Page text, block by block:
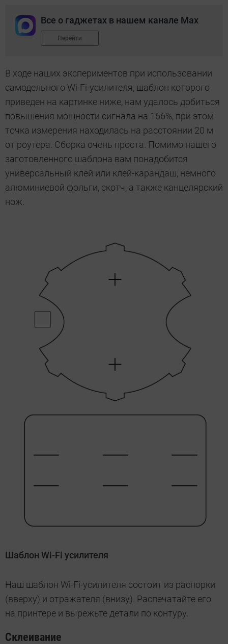
Все о гаджетах в нашем канале Max
Перейти
В ходе наших экспериментов при использовании
самодельного Wi-Fi-усилителя, шаблон которого
приведен на картинке ниже, нам удалось добиться
повышения мощности сигнала на 166%, при этом
точка измерения находилась на расстоянии 20 м
от роутера. Сборка очень проста. Помимо нашего
заготовленного шаблона вам понадобится
универсальный клей или клей-карандаш, немного
алюминиевой фольги, скотч, а также канцелярский
нож.
Шаблон Wi-Fi усилителя
Наш шаблон Wi-Fi-усилителя состоит из распорки
(вверху) и отражателя (внизу). Распечатайте его
на принтере и вырежьте детали по контуру.
Склеивание